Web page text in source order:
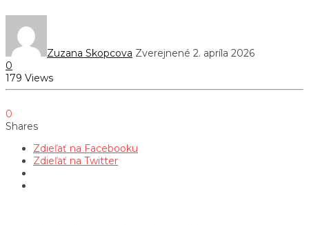
Zuzana Skopcova Zverejnené 2. apríla 2026
0
179 Views
0
Shares
Zdieľať na Facebooku
Zdieľať na Twitter